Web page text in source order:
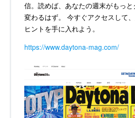
信。読めば、あなたの週末がもっ
変わるはず。 今すぐアクセスして
ヒントを手に入れよう。
https://www.daytona-mag.com/